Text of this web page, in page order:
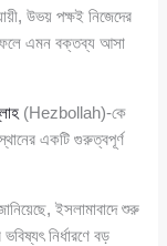
উভয় পক্ষই নিজেদের
ফলে এমন বক্তব্য আসা
(Hezbollah)-কে
একটি গুরুত্বপূর্ণ
ইসলামাবাদে শুরু
নির্ধারণে বড়